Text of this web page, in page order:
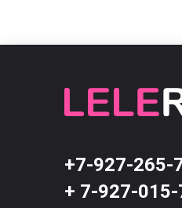
+7-927-265-
+ 7-927-